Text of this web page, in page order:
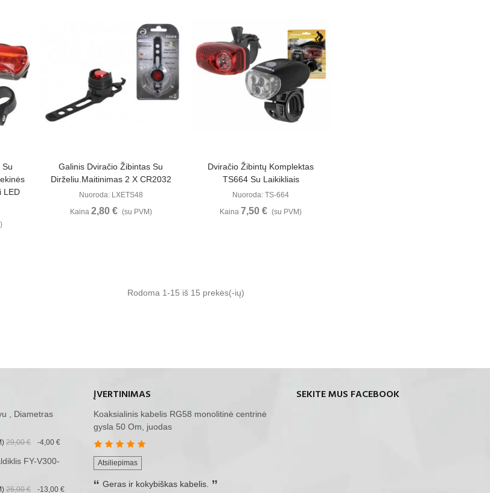
Su
LED
Peržiūrėti
Galinis Dviračio Žibintas Su
Dirželiu.Maitinimas 2 X CR2032
Nuoroda: LXETS48
Kaina 2,80 € (su PVM)
Peržiūrėti
Dviračio Žibintų Komplektas
TS664 Su Laikikliais
Nuoroda: TS-664
Kaina 7,50 € (su PVM)
Rodoma 1-15 iš 15 prekės(-ių)
, Diametras
29,00 € -4,00 €
FY-V300-
26,00 € -13,00 €
ĮVERTINIMAS
Koaksialinis kabelis RG58 monolitinė centrinė
gysla 50 Om, juodas
Atsiliepimas
Geras ir kokybiškas kabelis.
SEKITE MUS FACEBOOK